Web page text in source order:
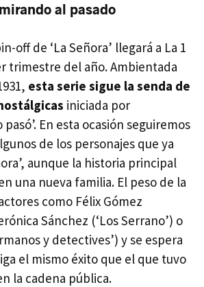
al pasado
off de ‘La Señora’ llegará a La 1
trimestre del año. Ambientada
esta serie sigue la senda de
iniciada por
En esta ocasión seguiremos
de los personajes que ya
aunque la historia principal
una nueva familia. El peso de la
como Félix Gómez
Sánchez (‘Los Serrano’) o
y detectives’) y se espera
el mismo éxito que el que tuvo
la cadena pública.